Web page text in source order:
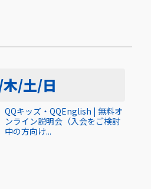
/土/日
QQキッズ・QQEnglish | 無料オ
ンライン説明会（入会をご検討
中の方向け...